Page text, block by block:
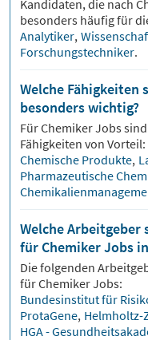
Kandidaten, die nach
besonders häufig für
Analytiker,
Forschungstechniker.
Welche Fähigkeiten
besonders wichtig?
FürChemikerJobs
Fähigkeiten von Vorteil:
Chemische Produkte,
Pharmazeutische
Welche Arbeitgeber
für Chemiker Jobs
Die folgenden
fürChemikerJobs:
Bundesinstitut für
ProtaGene,
HGA -